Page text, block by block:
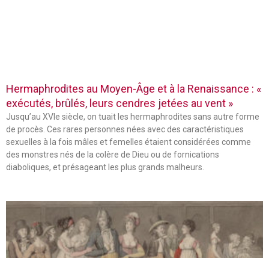
Hermaphrodites au Moyen-Âge et à la Renaissance : «
exécutés, brûlés, leurs cendres jetées au vent »
Jusqu’au XVIe siècle, on tuait les hermaphrodites sans autre forme
de procès. Ces rares personnes nées avec des caractéristiques
sexuelles à la fois mâles et femelles étaient considérées comme
des monstres nés de la colère de Dieu ou de fornications
diaboliques, et présageant les plus grands malheurs.